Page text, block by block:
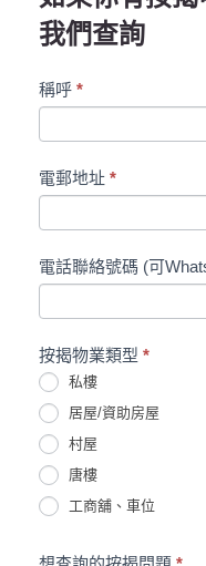
我們查詢
Roots
聯
絡
表
格
稱呼 *
電郵地址 *
電話聯絡號碼 (可
按揭物業類型 *
私樓
居屋/資助房屋
村屋
唐樓
工商舖、車位